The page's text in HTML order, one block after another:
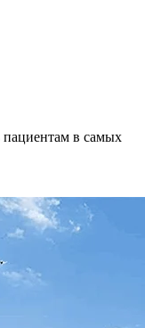
в самых